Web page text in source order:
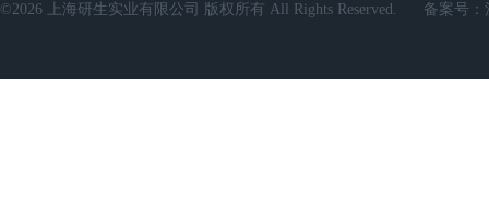
©2026 上海研生实业有限公司 版权所有 All Rights Reserved. 备案号：